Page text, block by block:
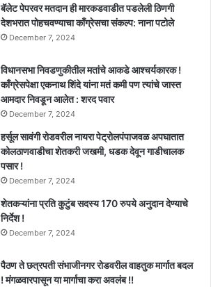
बॅलेट पेपरवर मतदान ही मारकडवाडीत पडलेली ठिणगी
देशभरात पोहचवण्याचा काँग्रेसचा संकल्प: नाना पटोले
December 7, 2024
विधानसभा निवडणुकीतील मतांचे आकडे आश्चर्यकारक !
काँग्रेसपेक्षा एकनाथ शिंदे यांना मतं कमी पण त्यांचे जास्त
आमदार निवडून आलेत : शरद पवार
December 7, 2024
हर्सूल सावंगी रोडवरील नायरा पेट्रोलपंपाजवळ अपघातात
कोलठाणवाडीचा शेतकरी जखमी, धडक देवून गाडीचालक
पसार !
December 7, 2024
शेतकऱ्यांना प्रति कुटुंब सदस्य 170 रुपये अनुदान देण्याचे
निर्देश !
December 7, 2024
पैठण ते छत्रपती संभाजीनगर रोडवरील वाहतुक मार्गात बदल
! मंगळवारपासून या मार्गाचा करा अवलंब !!